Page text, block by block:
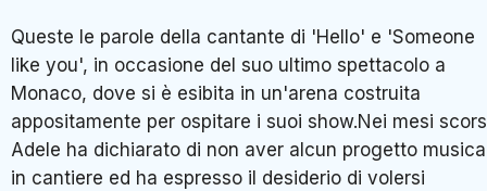
Queste le parole della cantante di 'Hello' e 'Someone
like you', in occasione del suo ultimo spettacolo a
Monaco, dove si è esibita in un'arena costruita
appositamente per ospitare i suoi show.Nei mesi
Adele ha dichiarato di non aver alcun progetto
in cantiere ed ha espresso il desiderio di volersi